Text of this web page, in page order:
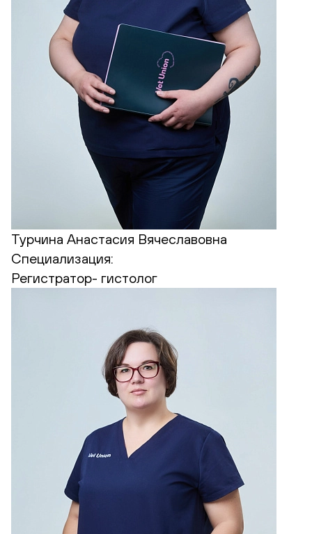
Турчина Анастасия Вячеславовна
Специализация:
Регистратор- гистолог